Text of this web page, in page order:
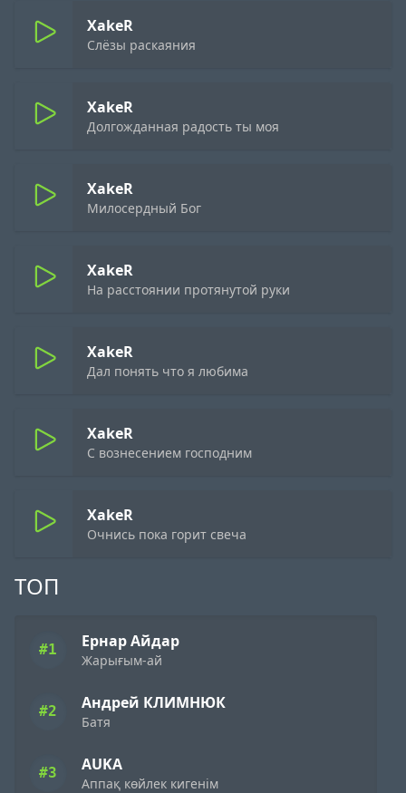
ТОП
#1 Ернар Айдар
Жарығым-ай
#2 Андрей КЛИМНЮК
Батя
#3 AUKA
Аппақ көйлек кигенім
XakeR
Слёзы раскаяния
XakeR
Долгожданная радость ты моя
XakeR
Милосердный Бог
XakeR
На расстоянии протянутой руки
XakeR
Дал понять что я любима
XakeR
С вознесением господним
XakeR
Очнись пока горит свеча